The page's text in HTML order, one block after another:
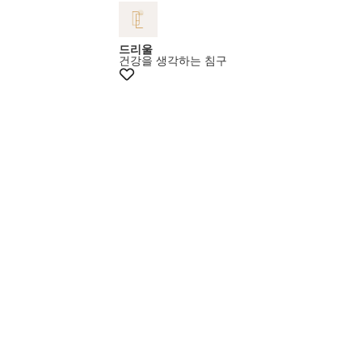
+5% 쿠폰
드리울
건강을 생각하는 침구